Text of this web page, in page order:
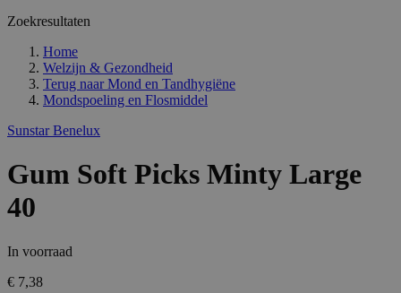
Zoekresultaten
Home
Welzijn & Gezondheid
Terug naar Mond en Tandhygiëne
Mondspoeling en Flosmiddel
Sunstar Benelux
Gum Soft Picks Minty Large
40
In voorraad
€ 7,38